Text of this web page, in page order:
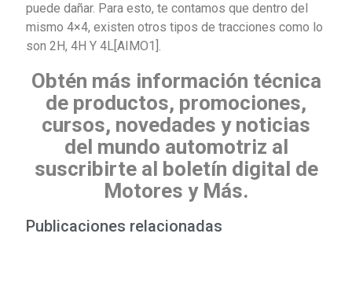
puede dañar. Para esto, te contamos que dentro del
mismo 4×4, existen otros tipos de tracciones como lo
son 2H, 4H Y 4L[AIMO1].
Obtén más información técnica
de productos, promociones,
cursos, novedades y noticias
del mundo automotriz al
suscribirte al boletín digital de
Motores y Más.
Publicaciones relacionadas